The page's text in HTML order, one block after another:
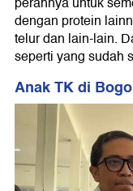
dengan protein
telur dan lain-lain.
seperti yang sudah
Anak TK di